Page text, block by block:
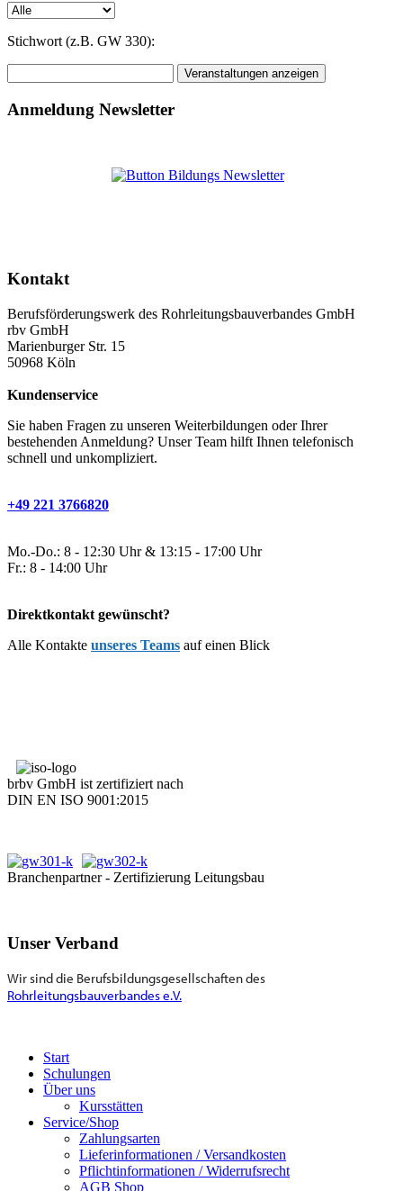
Stichwort (z.B. GW 330):
Anmeldung Newsletter
Kontakt
Berufsförderungswerk des Rohrleitungsbauverbandes GmbH
rbv GmbH
Marienburger Str. 15
50968 Köln
Kundenservice
Sie haben Fragen zu unseren Weiterbildungen oder Ihrer
bestehenden Anmeldung? Unser Team hilft Ihnen telefonisch
schnell und unkompliziert.
+49 221 3766820
Mo.-Do.: 8 - 12:30 Uhr & 13:15 - 17:00 Uhr
Fr.: 8 - 14:00 Uhr
Direktkontakt gewünscht?
Alle Kontakte unseres Teams auf einen Blick
brbv GmbH ist zertifiziert nach
DIN EN ISO 9001:2015
Branchenpartner - Zertifizierung Leitungsbau
Unser Verband
Wir sind die Berufsbildungsgesellschaften des
Rohrleitungsbauverbandes e.V.
Start
Schulungen
Über uns
Kursstätten
Service/Shop
Zahlungsarten
Lieferinformationen / Versandkosten
Pflichtinformationen / Widerrufsrecht
AGB Shop